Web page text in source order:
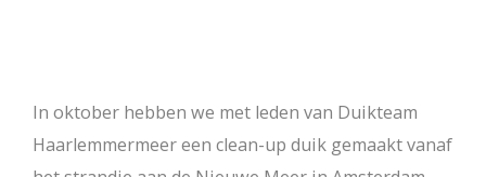
In oktober hebben we met leden van Duikteam
Haarlemmermeer een clean-up duik gemaakt vanaf